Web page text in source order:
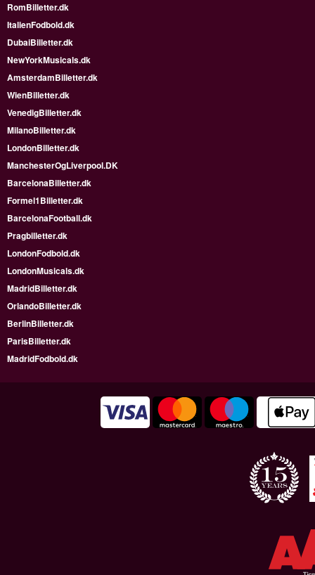
RomBilletter.dk
ItalienFodbold.dk
DubaiBilletter.dk
NewYorkMusicals.dk
AmsterdamBilletter.dk
WienBilletter.dk
VenedigBilletter.dk
MilanoBilletter.dk
LondonBilletter.dk
ManchesterOgLiverpool.DK
BarcelonaBilletter.dk
Formel1Billetter.dk
BarcelonaFootball.dk
Pragbilletter.dk
LondonFodbold.dk
LondonMusicals.dk
MadridBilletter.dk
OrlandoBilletter.dk
BerlinBilletter.dk
ParisBilletter.dk
MadridFodbold.dk